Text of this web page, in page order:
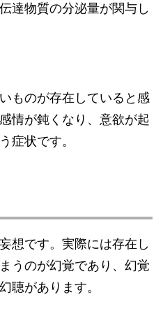
達物質の分泌量が関与し
ものが存在していると感
情が鈍くなり、意欲が起
症状です。
想です。実際には存在し
うのが幻覚であり、幻覚
聴があります。